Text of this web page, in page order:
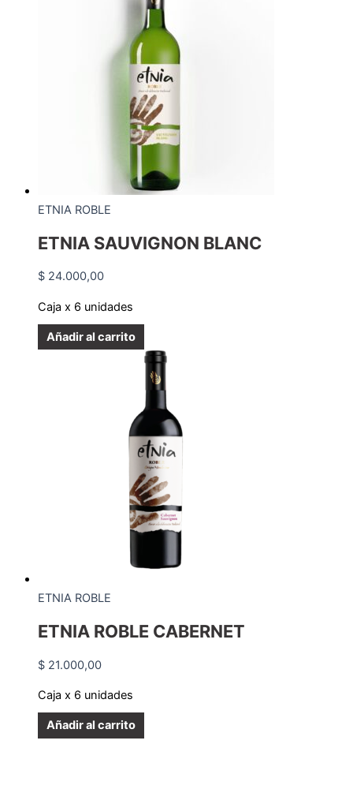
ETNIA ROBLE
ETNIA SAUVIGNON BLANC
$ 24.000,00
Caja x 6 unidades
Añadir al carrito
ETNIA ROBLE
ETNIA ROBLE CABERNET
$ 21.000,00
Caja x 6 unidades
Añadir al carrito